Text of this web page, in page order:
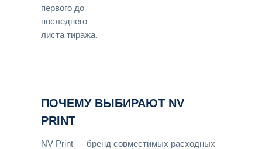
первого до
последнего
листа тиража.
ПОЧЕМУ ВЫБИРАЮТ NV
PRINT
NV Print — бренд совместимых расходных